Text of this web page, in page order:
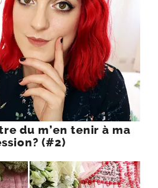
du m’en tenir à ma
(#2)